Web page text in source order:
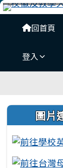
跳至主內容區
臺南
導覽列
回首頁
登入
左邊區
圖片
頁尾區